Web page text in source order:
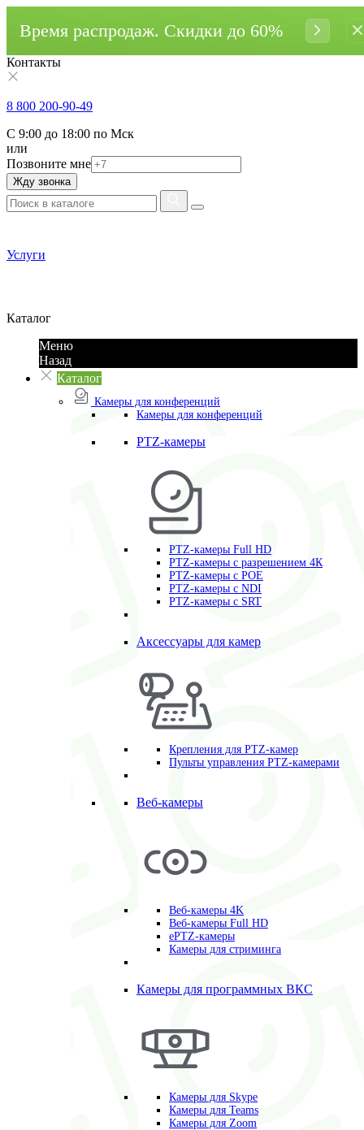
Время распродаж. Cкидки до 60%
Контакты
8 800 200-90-49
С 9:00 до 18:00 по Мск
или
Позвоните мне
Жду звонка
Услуги
Каталог
Меню
Назад
Каталог
Камеры для конференций
Камеры для конференций
PTZ-камеры
PTZ-камеры Full HD
PTZ-камеры с разрешением 4К
PTZ-камеры с POE
PTZ-камеры c NDI
PTZ-камеры с SRT
Аксессуары для камер
Крепления для PTZ-камер
Пульты управления PTZ-камерами
Веб-камеры
Веб-камеры 4K
Веб-камеры Full HD
ePTZ-камеры
Камеры для стриминга
Камеры для программных ВКС
Камеры для Skype
Камеры для Teams
Камеры для Zoom